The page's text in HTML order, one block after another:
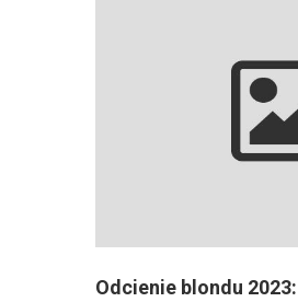
Odcienie blondu